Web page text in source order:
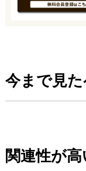
今まで見た
関連性が